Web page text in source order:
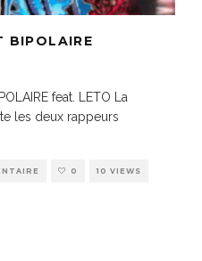
BIPOLAIRE
feat. LETO La
les deux rappeurs
0 10 VIEWS